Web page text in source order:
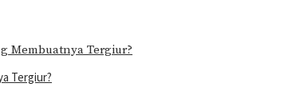
Tergiur?